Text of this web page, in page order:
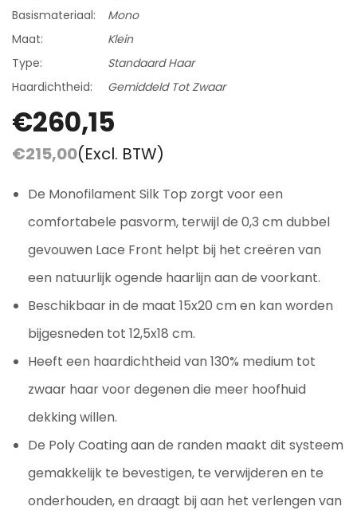
Basismateriaal:
Mono
Maat:
Klein
Type:
Standaard Haar
Haardichtheid:
Gemiddeld Tot Zwaar
€260,15
€215,00(Excl. BTW)
De Monofilament Silk Top zorgt voor een
comfortabele pasvorm, terwijl de 0,3 cm dubbel
gevouwen Lace Front helpt bij het creëren van
een natuurlijk ogende haarlijn aan de voorkant.
Beschikbaar in de maat 15x20 cm en kan worden
bijgesneden tot 12,5x18 cm.
Heeft een haardichtheid van 130% medium tot
zwaar haar voor degenen die meer hoofhuid
dekking willen.
De Poly Coating aan de randen maakt dit systeem
gemakkelijk te bevestigen, te verwijderen en te
onderhouden, en draagt bij aan het verlengen van